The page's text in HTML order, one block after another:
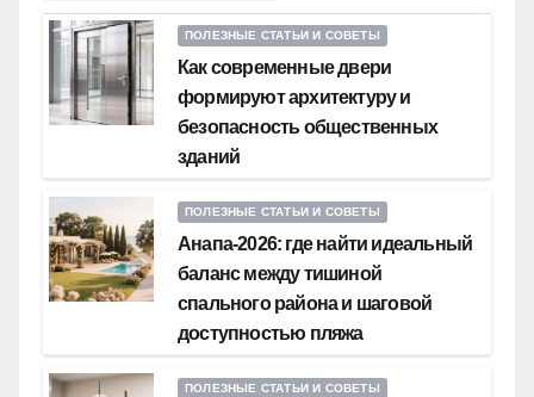
ПОЛЕЗНЫЕ СТАТЬИ И СОВЕТЫ
Как современные двери
формируют архитектуру и
безопасность общественных
зданий
ПОЛЕЗНЫЕ СТАТЬИ И СОВЕТЫ
Анапа-2026: где найти идеальный
баланс между тишиной
спального района и шаговой
доступностью пляжа
ПОЛЕЗНЫЕ СТАТЬИ И СОВЕТЫ